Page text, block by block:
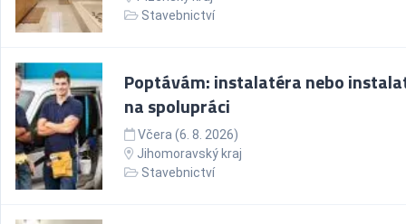
Stavebnictví
Poptávám: instalatéra nebo
na spolupráci
Včera (6. 8. 2026)
Jihomoravský kraj
Stavebnictví